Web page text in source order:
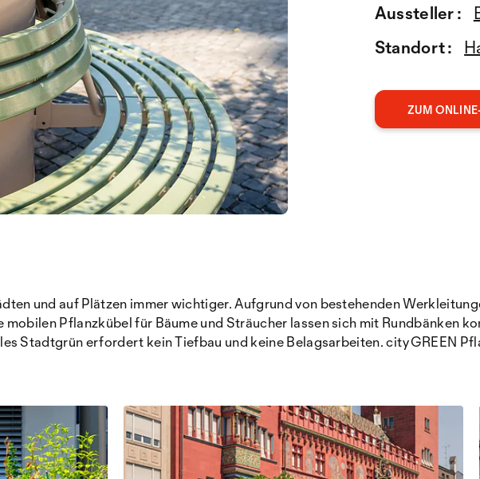
Aussteller :
Standort :
ZUM
und auf Plätzen immer wichtiger. Aufgrund von bestehenden
Pflanzkübel für Bäume und Sträucher lassen sich mit Rundbänken
Stadtgrün erfordert kein Tiefbau und keine Belagsarbeiten. cityGREEN